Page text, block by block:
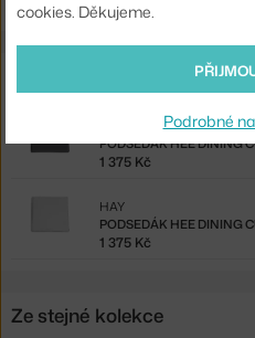
PODSEDÁK HEE DINING
1 375 Kč
PODSEDÁK HEE DINING
HAY
1 375 Kč
Ze stejné kolekce
cookies. Děkujeme.
Podrobné